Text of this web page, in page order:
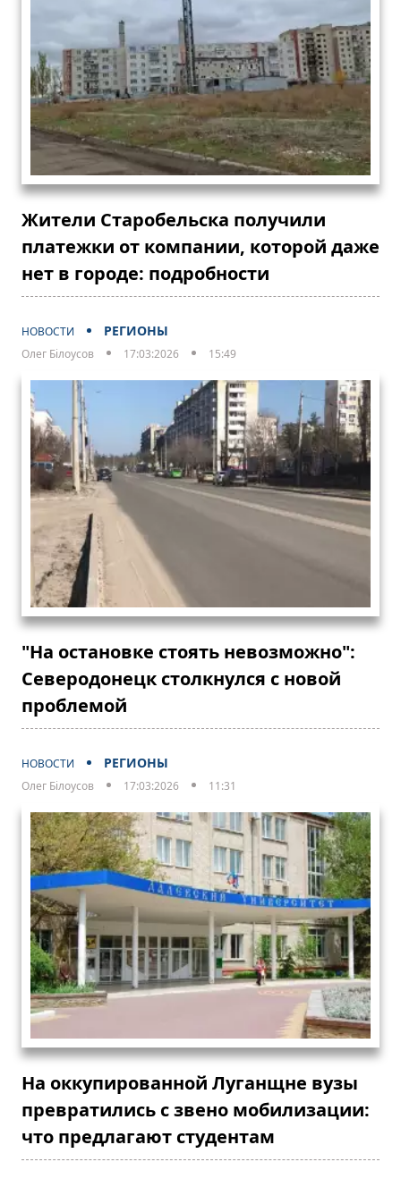
Жители Старобельска получили
платежки от компании, которой даже
нет в городе: подробности
НОВОСТИ РЕГИОНЫ
Олег Білоусов 17:03:2026 15:49
"На остановке стоять невозможно":
Северодонецк столкнулся с новой
проблемой
НОВОСТИ РЕГИОНЫ
Олег Білоусов 17:03:2026 11:31
На оккупированной Луганщне вузы
превратились с звено мобилизации:
что предлагают студентам